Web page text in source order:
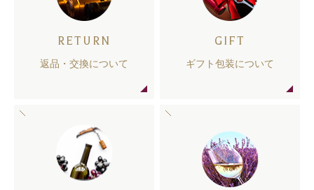
RETURN
返品・交換について
GIFT
ギフト包装について